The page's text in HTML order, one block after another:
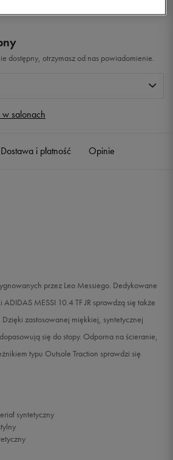
dostępny, otrzymasz od nas powiadomienie.
salonach
Dostawa i płatność Opinie
przez Leo Messiego. Dedykowane
MESSI 10.4 TF JR sprawdzą się także
zastosowanej miękkiej, syntetycznej
się do stopy. Odporna na ścieranie,
typu Outsole Traction sprawdzi się
syntetyczny